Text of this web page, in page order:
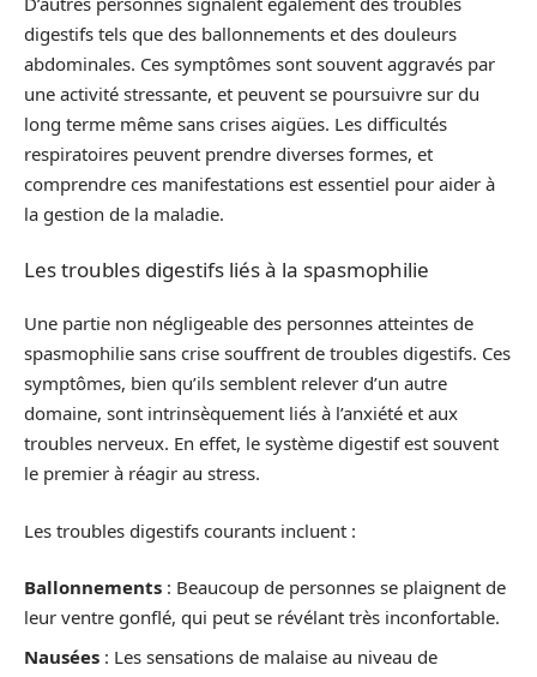
digestifs tels que des ballonnements et des douleurs
abdominales. Ces symptômes sont souvent aggravés par
une activité stressante, et peuvent se poursuivre sur du
long terme même sans crises aigües. Les difficultés
respiratoires peuvent prendre diverses formes, et
comprendre ces manifestations est essentiel pour aider à
la gestion de la maladie.
Les troubles digestifs liés à la spasmophilie
Une partie non négligeable des personnes atteintes de
spasmophilie sans crise souffrent de troubles digestifs. Ces
symptômes, bien qu’ils semblent relever d’un autre
domaine, sont intrinsèquement liés à l’anxiété et aux
troubles nerveux. En effet, le système digestif est souvent
le premier à réagir au stress.
Les troubles digestifs courants incluent :
Ballonnements : Beaucoup de personnes se plaignent de
leur ventre gonflé, qui peut se révélant très inconfortable.
Nausées : Les sensations de malaise au niveau de